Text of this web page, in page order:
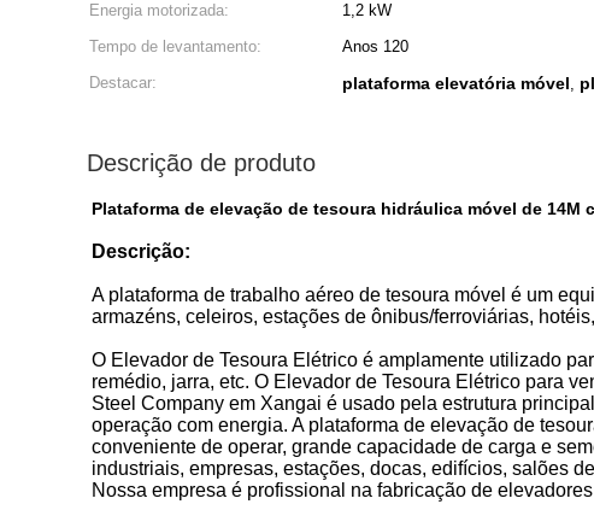
Energia motorizada:
1,2 kW
Tempo de levantamento:
Anos 120
Destacar:
plataforma elevatória móvel,
Descrição de produto
Plataforma de elevação de tesoura hidráulica móvel de
Descrição:
A plataforma de trabalho aéreo de tesoura móvel é um
armazéns, celeiros, estações de ônibus/ferroviárias,
O Elevador de Tesoura Elétrico é amplamente utilizado
remédio, jarra, etc. O Elevador de Tesoura Elétrico para
Steel Company em Xangai é usado pela estrutura
operação com energia. A plataforma de elevação de
conveniente de operar, grande capacidade de carga e
industriais, empresas, estações, docas, edifícios, salões
Nossa empresa é profissional na fabricação de